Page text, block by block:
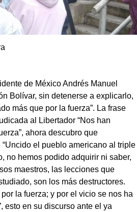
de México Andrés Manuel
Bolívar, sin detenerse a explicarlo,
más que por la fuerza”. La frase
al Libertador “Nos han
ahora descubro que
el pueblo americano al triple
no hemos podido adquirir ni saber,
maestros, las lecciones que
son los más destructores.
la fuerza; y por el vicio se nos ha
esto en su discurso ante el ya